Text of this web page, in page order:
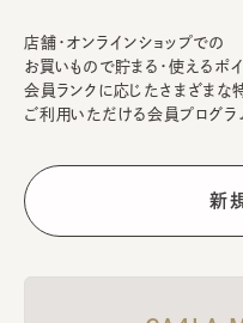
店舗・オンラインショップでの
お買いもので貯まる・使えるポイ
会員ランクに応じたさまざまな
ご利用いただける会員プログラ